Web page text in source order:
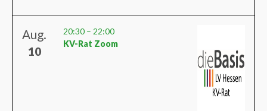
Aug.
10
20:30 – 22:00
KV-Rat Zoom